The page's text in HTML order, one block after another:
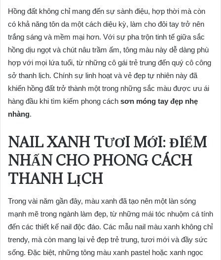
Hồng đất không chỉ mang đến sự sành điệu, hợp thời mà còn
có khả năng tôn da một cách diệu kỳ, làm cho đôi tay trở nên
trắng sáng và mềm mại hơn. Với sự pha trộn tinh tế giữa sắc
hồng dịu ngọt và chút nâu trầm ấm, tông màu này dễ dàng phù
hợp với mọi lứa tuổi, từ những cô gái trẻ trung đến quý cô công
sở thanh lịch. Chính sự linh hoạt và vẻ đẹp tự nhiên này đã
khiến hồng đất trở thành một trong những sắc màu được ưu ái
hàng đầu khi tìm kiếm phong cách sơn móng tay đẹp nhẹ
nhàng.
NAIL XANH TƯƠI MỚI: ĐIỂM
NHẤN CHO PHONG CÁCH
THANH LỊCH
Trong vài năm gần đây, màu xanh đã tạo nên một làn sóng
mạnh mẽ trong ngành làm đẹp, từ những mái tóc nhuộm cá tính
đến các thiết kế nail độc đáo. Các mẫu nail màu xanh không chỉ
trendy, mà còn mang lại vẻ đẹp trẻ trung, tươi mới và đầy sức
sống. Đặc biệt, những tông màu xanh pastel hoặc xanh ngọc